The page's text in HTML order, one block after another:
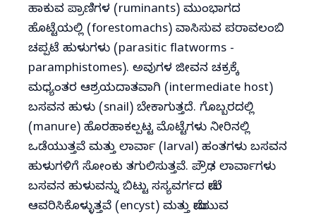
ಹಾಕುವ ಪ್ರಾಣಿಗಳ (ruminants) ಮುಂಭಾಗದ
ಹೊಟ್ಟೆಯಲ್ಲಿ (forestomachs) ವಾಸಿಸುವ ಪರಾವಲಂಬಿ
ಚಪ್ಪಟೆ ಹುಳುಗಳು (parasitic flatworms -
paramphistomes). ಅವುಗಳ ಜೀವನ ಚಕ್ರಕ್ಕೆ
ಮಧ್ಯಂತರ ಆಶ್ರಯದಾತವಾಗಿ (intermediate host)
ಬಸವನ ಹುಳು (snail) ಬೇಕಾಗುತ್ತದೆ. ಗೊಬ್ಬರದಲ್ಲಿ
(manure) ಹೊರಹಾಕಲ್ಪಟ್ಟ ಮೊಟ್ಟೆಗಳು ನೀರಿನಲ್ಲಿ
ಒಡೆಯುತ್ತವೆ ಮತ್ತು ಲಾರ್ವಾ (larval) ಹಂತಗಳು ಬಸವನ
ಹುಳುಗಳಿಗೆ ಸೋಂಕು ತಗುಲಿಸುತ್ತವೆ. ಪ್ರೌಢ ಲಾರ್ವಾಗಳು
ಬಸವನ ಹುಳುವನ್ನು ಬಿಟ್ಟು ಸಸ್ಯವರ್ಗದ ಮೇಲೆ
ಆವರಿಸಿಕೊಳ್ಳುತ್ತವೆ (encyst) ಮತ್ತು ಮೇಯುವ